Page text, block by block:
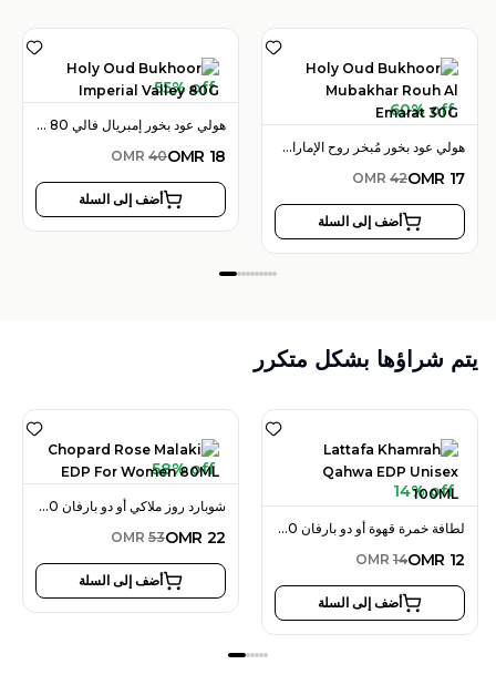
55% off
هولي عود بخور إمبريال فالي 80 جرام
OMR 18
OMR 40
أضف إلى السلة
60% off
هولي عود بخور مُبخر روح الإمارات 30 جرام
OMR 17
OMR 42
أضف إلى السلة
يتم شراؤها بشكل متكرر
58% off
شوبارد روز ملاكي أو دو بارفان 80 مل للنساء
OMR 22
OMR 53
أضف إلى السلة
14% off
لطافة خمرة قهوة أو دو بارفان 100 مل للجنسين
OMR 12
OMR 14
أضف إلى السلة